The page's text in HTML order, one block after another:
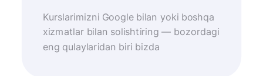
Kurslarimizni Google bilan yoki boshqa
xizmatlar bilan solishtiring — bozordagi
eng qulaylaridan biri bizda